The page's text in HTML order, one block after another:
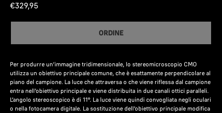
€329,95
ORDINE
Per produrre un’immagine tridimensionale, lo stereomicroscopio CMO
utilizza un obiettivo principale comune, che è esattamente perpendicolare al
piano del campione. La luce che attraversa o che viene riflessa dal campione
entra nell’obiettivo principale e viene distribuita in due canali ottici paralleli.
L’angolo stereoscopico è di 11°. La luce viene quindi convogliata negli oculari
o nella fotocamera digitale. La sostituzione dell’obiettivo principale modifica